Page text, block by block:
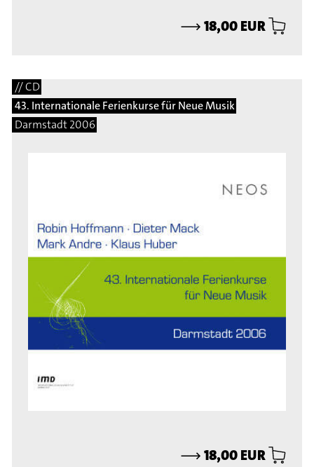
⟶18,00 EUR
// CD
43. Internationale Ferienkurse für Neue Musik
Darmstadt 2006
⟶18,00 EUR